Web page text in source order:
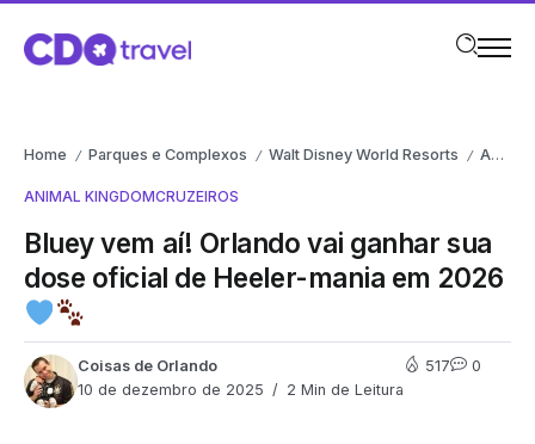
Home / Parques e Complexos / Walt Disney World Resorts / Animal Kingdom
ANIMAL KINGDOMCRUZEIROS
Bluey vem aí! Orlando vai ganhar sua
dose oficial de Heeler-mania em 2026
Coisas de Orlando
10 de dezembro de 2025
2 Min de Leitura
517 0